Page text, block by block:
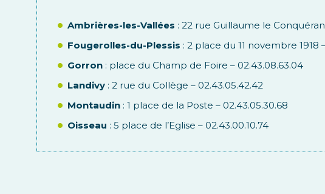
Ambrières-les-Vallées : 22 rue Guillaume le
Fougerolles-du-Plessis : 2 place du 11 novembre 1918
Gorron: place du Champ de Foire – 02.43.08.63.04
Landivy: 2 rue du Collège – 02.43.05.42.42
Montaudin: 1 place de la Poste – 02.43.05.30.68
Oisseau : 5 place de l’Eglise – 02.43.00.10.74